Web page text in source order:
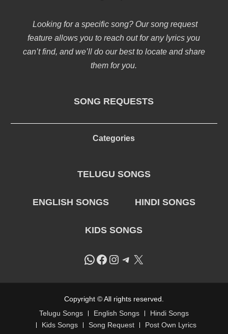
Looking for a specific song? Our song request
feature allows you to reach out for any lyrics you
can’t find, and we’ll do our best to locate and share
them for you.
SONG REQUESTS
Categories
TELUGU SONGS
ENGLISH SONGS HINDI SONGS
KIDS SONGS
WhatsApp
Facebook
Instagram
Telegram
X
Copyright © All rights reserved.
Telugu Songs
English Songs
Hindi Songs
Kids Songs
Song Request
Post Own Lyrics